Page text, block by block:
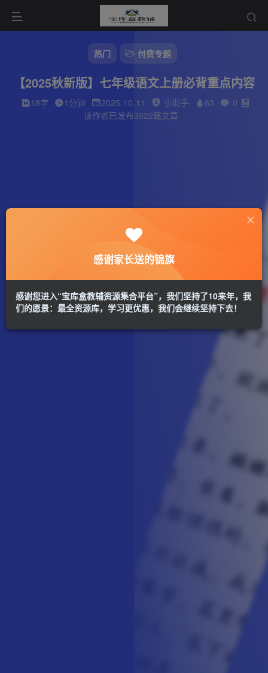
热门 付费专题
【2025秋新版】七年级语文上册必背重点内容
18字 1分钟 2025-10-11 小助手 63
0
该作者已发布3922篇文章
感谢家长送的锦旗
感谢您进入“宝库盒教辅资源集合平台”，我们坚持了10来年，我
们的愿景：最全资源库，学习更优惠，我们会继续坚持下去！